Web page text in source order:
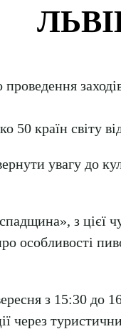
проведення
50 країн світу
увагу до
з цієї
особливості
з 15:30 до
через